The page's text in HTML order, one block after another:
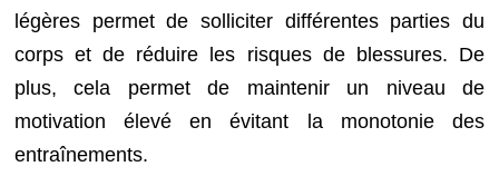
légères permet de solliciter différentes parties du
corps et de réduire les risques de blessures. De
plus, cela permet de maintenir un niveau de
motivation élevé en évitant la monotonie des
entraînements.